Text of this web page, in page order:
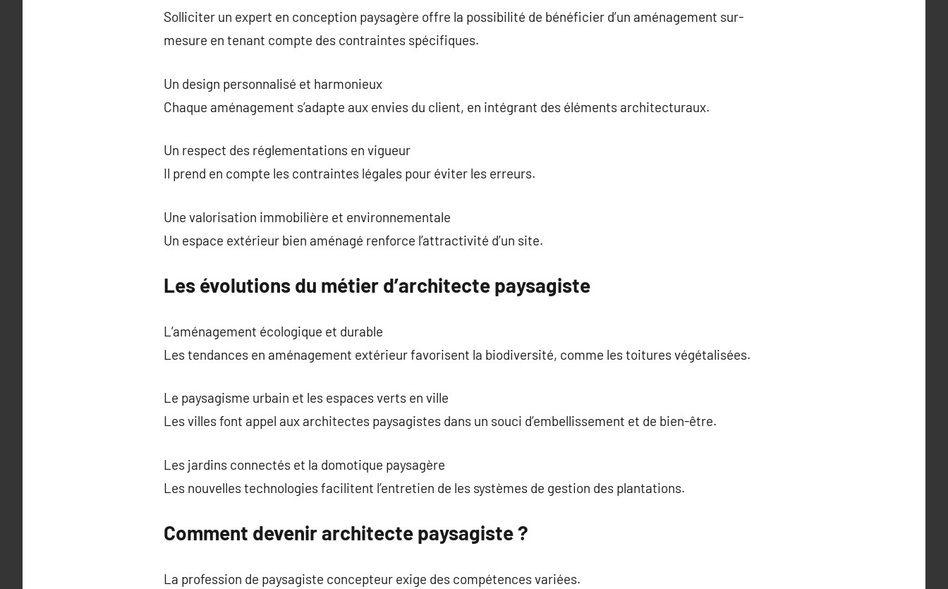
Solliciter un expert en conception paysagère offre la possibilité de bénéficier d’un aménagement sur-
mesure en tenant compte des contraintes spécifiques.
Un design personnalisé et harmonieux
Chaque aménagement s’adapte aux envies du client, en intégrant des éléments architecturaux.
Un respect des réglementations en vigueur
Il prend en compte les contraintes légales pour éviter les erreurs.
Une valorisation immobilière et environnementale
Un espace extérieur bien aménagé renforce l’attractivité d’un site.
Les évolutions du métier d’architecte paysagiste
L’aménagement écologique et durable
Les tendances en aménagement extérieur favorisent la biodiversité, comme les toitures végétalisées.
Le paysagisme urbain et les espaces verts en ville
Les villes font appel aux architectes paysagistes dans un souci d’embellissement et de bien-être.
Les jardins connectés et la domotique paysagère
Les nouvelles technologies facilitent l’entretien de les systèmes de gestion des plantations.
Comment devenir architecte paysagiste ?
La profession de paysagiste concepteur exige des compétences variées.